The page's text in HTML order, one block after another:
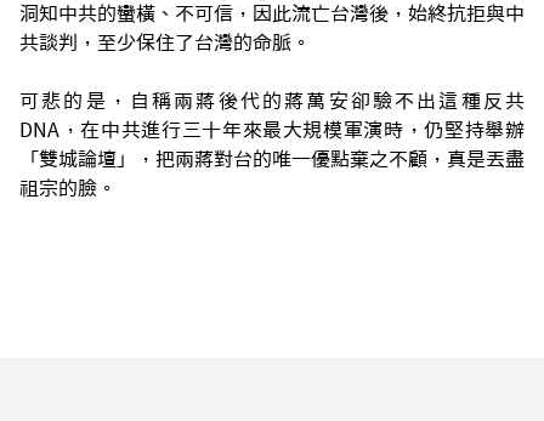
洞知中共的蠻橫、不可信，因此流亡台灣後，始終抗拒與中
共談判，至少保住了台灣的命脈。
可悲的是，自稱兩蔣後代的蔣萬安卻驗不出這種反共
DNA，在中共進行三十年來最大規模軍演時，仍堅持舉辦
「雙城論壇」，把兩蔣對台的唯一優點棄之不顧，真是丟盡
祖宗的臉。